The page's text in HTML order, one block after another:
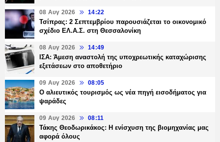
08 Αυγ 2026 14:22
Τσίπρας: 2 Σεπτεμβρίου παρουσιάζεται το οικονομικό
σχέδιο ΕΛ.Α.Σ. στη Θεσσαλονίκη
08 Αυγ 2026 14:49
ΙΣΑ: Άμεση αναστολή της υποχρεωτικής καταχώρισης
εξετάσεων στο αποθετήριο
09 Αυγ 2026 08:05
Ο αλιευτικός τουρισμός ως νέα πηγή εισοδήματος για
ψαράδες
09 Αυγ 2026 08:11
Τάκης Θεοδωρικάκος: Η ενίσχυση της βιομηχανίας μας
αφορά όλους